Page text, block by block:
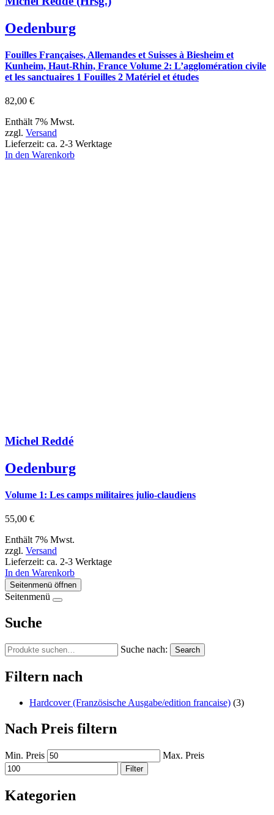
Oedenburg
Fouilles Françaises, Allemandes et Suisses à Biesheim et
Kunheim, Haut-Rhin, France Volume 2: L’agglomération civile
et les sanctuaires 1 Fouilles 2 Matériel et études
82,00 €
Enthält 7% Mwst.
zzgl. Versand
Lieferzeit: ca. 2-3 Werktage
In den Warenkorb
Michel Reddé
Oedenburg
Volume 1: Les camps militaires julio-claudiens
55,00 €
Enthält 7% Mwst.
zzgl. Versand
Lieferzeit: ca. 2-3 Werktage
In den Warenkorb
Seitenmenü öffnen
Seitenmenü
Suche
Suche nach: Search
Filtern nach
Hardcover (Französische Ausgabe/edition francaise) (3)
Nach Preis filtern
Min. Preis Max. Preis
Filter
Kategorien